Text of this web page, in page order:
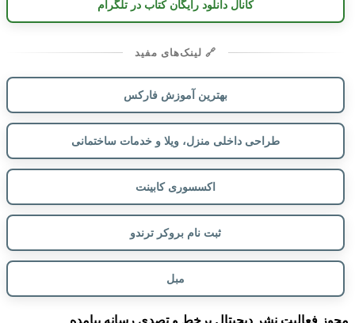
کانال دانلود رایگان کتاب در تلگرام
🔗 لینک‌های مفید
بهترین آموزش فارکس
طراحی داخلی منزل، ویلا و خدمات ساختمانی
اکسسوری کابینت
ثبت نام بروکر ترندو
مبل